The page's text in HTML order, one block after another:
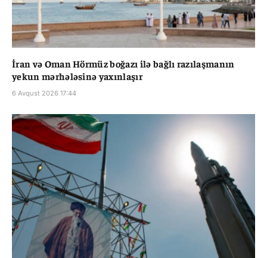
İran və Oman Hörmüz boğazı ilə bağlı razılaşmanın
yekun mərhələsinə yaxınlaşır
6 Avqust 2026 17:44